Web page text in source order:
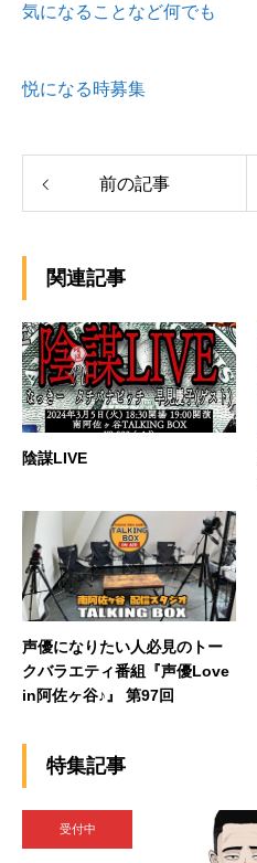
気になることなど何でも
悦になる時募集
前の記事
関連記事
陰謀LIVE
声優になりたい人必見のトー
クバラエティ番組『声優Love
in阿佐ヶ谷♪』 第97回
特集記事
受付中